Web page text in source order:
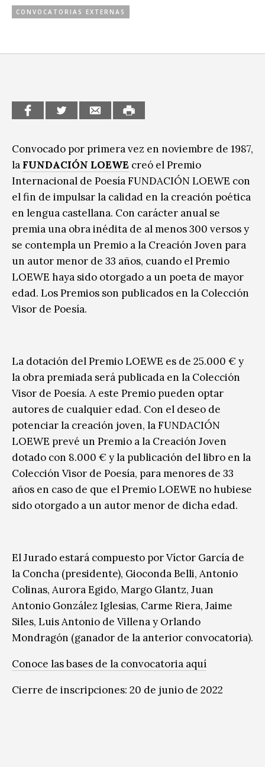
CCE en el interior/libros
Exposiciones
Letras
Medio Ambiente
Música
Sin categoría
CONVOCATORIAS EXTERNAS
Convocado por primera vez en noviembre de 1987,
la FUNDACIÓN LOEWE creó el Premio
Internacional de Poesía FUNDACIÓN LOEWE con
el fin de impulsar la calidad en la creación poética
en lengua castellana. Con carácter anual se
premia una obra inédita de al menos 300 versos y
se contempla un Premio a la Creación Joven para
un autor menor de 33 años, cuando el Premio
LOEWE haya sido otorgado a un poeta de mayor
edad. Los Premios son publicados en la Colección
Visor de Poesía.
La dotación del Premio LOEWE es de 25.000 € y
la obra premiada será publicada en la Colección
Visor de Poesía. A este Premio pueden optar
autores de cualquier edad. Con el deseo de
potenciar la creación joven, la FUNDACIÓN
LOEWE prevé un Premio a la Creación Joven
dotado con 8.000 € y la publicación del libro en la
Colección Visor de Poesía, para menores de 33
años en caso de que el Premio LOEWE no hubiese
sido otorgado a un autor menor de dicha edad.
El Jurado estará compuesto por Víctor García de
la Concha (presidente), Gioconda Belli, Antonio
Colinas, Aurora Egido, Margo Glantz, Juan
Antonio González Iglesias, Carme Riera, Jaime
Siles, Luis Antonio de Villena y Orlando
Mondragón (ganador de la anterior convocatoria).
Conoce las bases de la convocatoria aquí
Cierre de inscripciones: 20 de junio de 2022